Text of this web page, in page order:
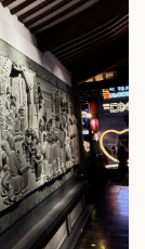
Quốc phòng